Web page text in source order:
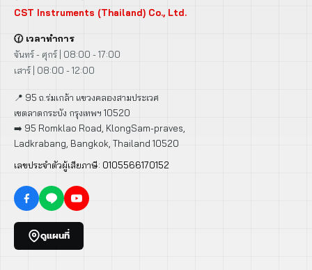
CST Instruments (Thailand) Co., Ltd.
🕜 เวลาทำการ
จันทร์ - ศุกร์ | 08:00 - 17:00
เสาร์ | 08:00 - 12:00
📍 95 ถ.ร่มเกล้า แขวงคลองสามประเวศ
เขตลาดกระบัง กรุงเทพฯ 10520
➡️ 95 Romklao Road, KlongSam-praves,
Ladkrabang, Bangkok, Thailand 10520
เลขประจำตัวผู้เสียภาษี: 0105566170152
ดูแผนที่